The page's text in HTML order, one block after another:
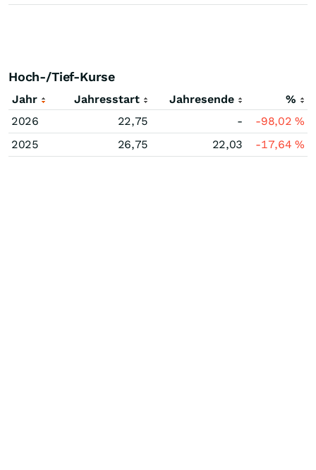
Hoch-/Tief-Kurse
Jahr Jahresstart Jahresende
%
2026
22,75 - -98,02%
2025
26,75 22,03 -17,64%